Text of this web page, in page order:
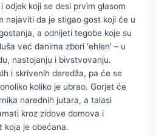
odjek koji se desi prvim glasom
najaviti da je stigao gost koji će u
a odnijeti tegobe koje su
već danima zbori ‘ehlen’ – u
nastojanju i bivstvovanju.
i skrivenih deredža, pa će se
koliko je ubrao. Gorjet će
narednih jutara, a talasi
kroz zidove domova i
koja je obećana.